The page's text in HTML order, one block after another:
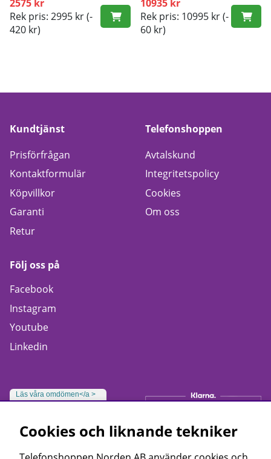
2575 kr
Rek pris: 2995 kr(-
420 kr)
10935 kr
Rek pris: 10995 kr(-
60 kr)
Kundtjänst
Prisförfrågan
Kontaktformulär
Köpvillkor
Garanti
Retur
Telefonshoppen
Avtalskund
Integritetspolicy
Cookies
Om oss
Följ oss på
Facebook
Instagram
Youtube
Linkedin
Läs våra omdömen</a >
Cookies och liknande tekniker